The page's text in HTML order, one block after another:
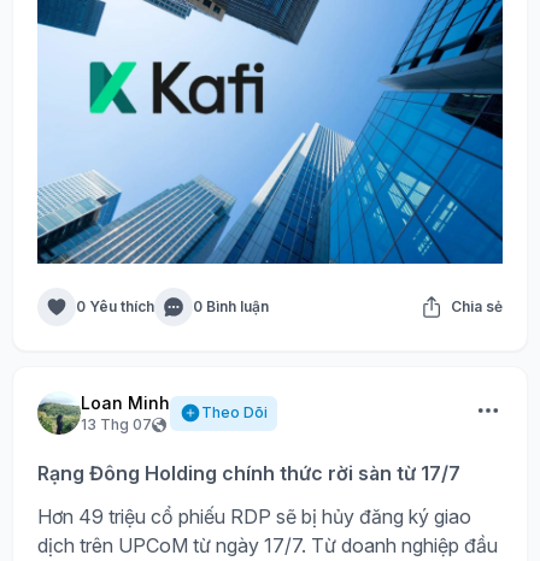
0 Yêu thích 0 Bình luận Chia sẻ
Loan Minh
13 Thg 07
Theo Dõi
Rạng Đông Holding chính thức rời sàn từ 17/7
Hơn 49 triệu cổ phiếu RDP sẽ bị hủy đăng ký giao
dịch trên UPCoM từ ngày 17/7. Từ doanh nghiệp đầu